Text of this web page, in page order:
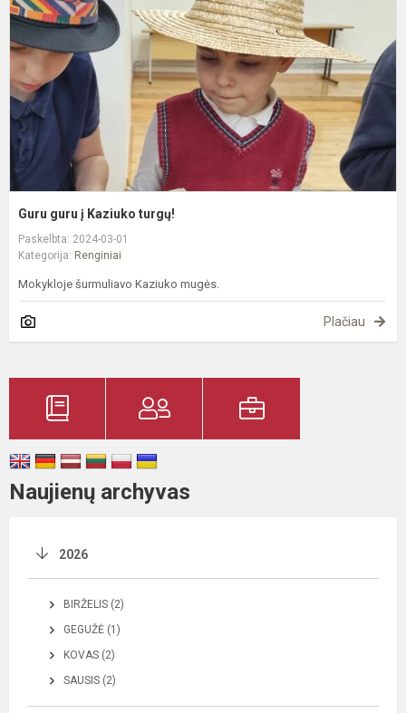
Guru guru į Kaziuko turgų!
Paskelbta: 2024-03-01
Kategorija: Renginiai
Mokykloje šurmuliavo Kaziuko mugės.
Plačiau
Naujienų archyvas
2026
BIRŽELIS (2)
GEGUŽĖ (1)
KOVAS (2)
SAUSIS (2)